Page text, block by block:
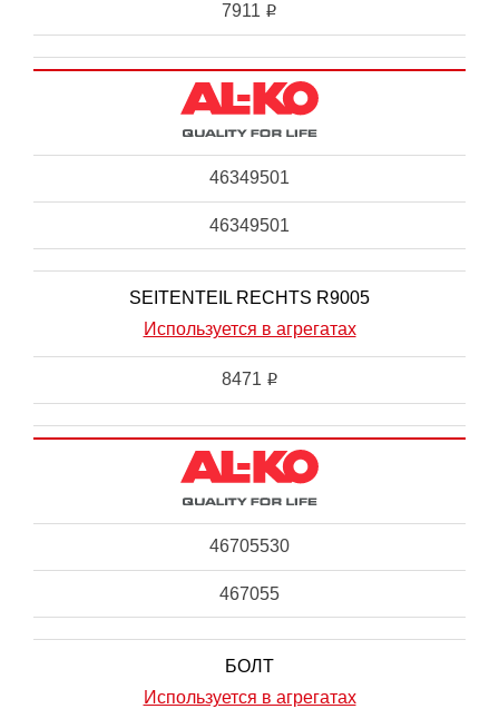
7911 i
46349501
46349501
SEITENTEIL RECHTS R9005
Используется в агрегатах
8471 i
46705530
467055
БОЛТ
Используется в агрегатах